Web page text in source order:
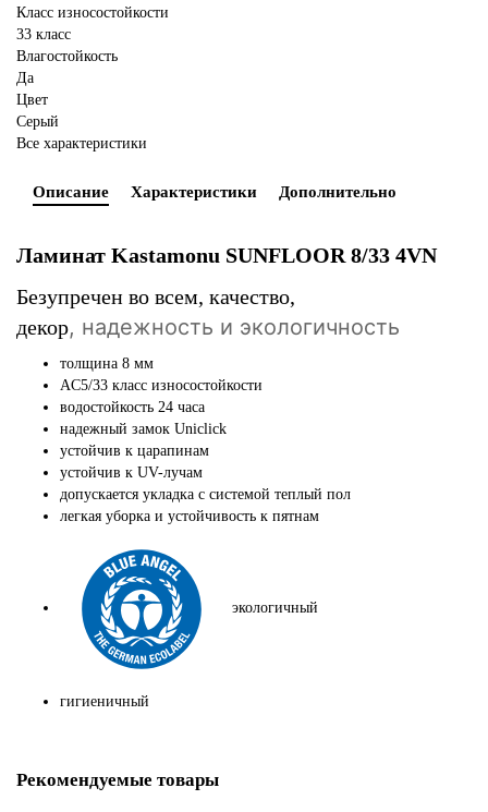
Класс износостойкости
33 класс
Влагостойкость
Да
Цвет
Серый
Все характеристики
Описание Характеристики Дополнительно
Ламинат Kastamonu SUNFLOOR 8/33 4VN
Безупречен во всем, качество,
декор, надежность и экологичность
толщина 8 мм
AC5/33 класс износостойкости
водостойкость 24 часа
надежный замок Uniclick
устойчив к царапинам
устойчив к UV-лучам
допускается укладка с системой теплый пол
легкая уборка и устойчивость к пятнам
экологичный
гигиеничный
Рекомендуемые товары